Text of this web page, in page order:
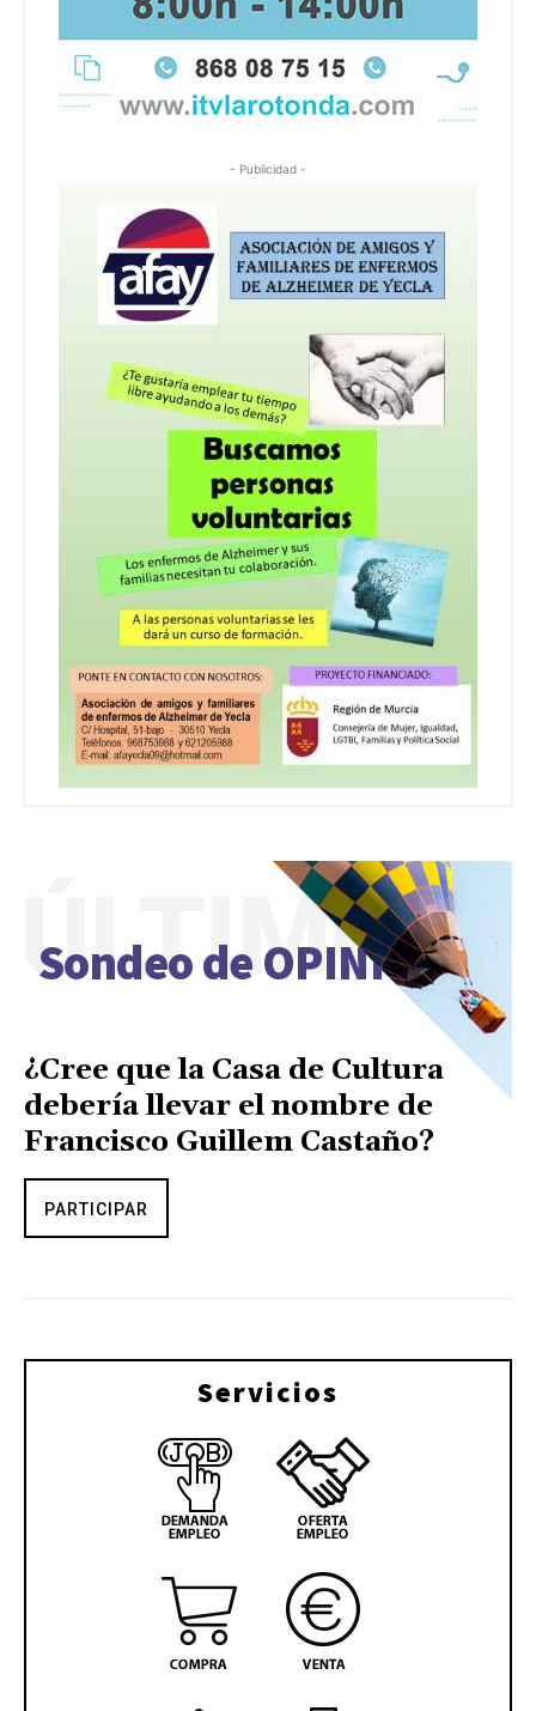
- Publicidad -
Sondeo de OPINIÓN
ÚLTIMO
¿Cree que la Casa de Cultura
debería llevar el nombre de
Francisco Guillem Castaño?
PARTICIPAR
Servicios